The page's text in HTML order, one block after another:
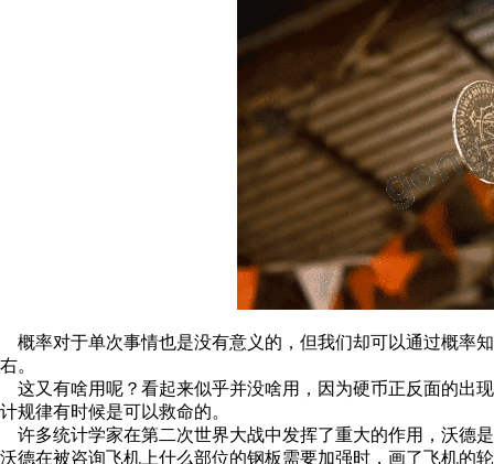
概率对于单次事情也是没有意义的，但我们却可以通过概率
右。
这又有啥用呢？看起来似乎并没啥用，因为硬币正反面的出
计规律有时候是可以救命的。
许多统计学家在第二次世界大战中发挥了重大的作用，沃德
沃德在被咨询飞机上什么部位的钢板需要加强时，画了飞机的